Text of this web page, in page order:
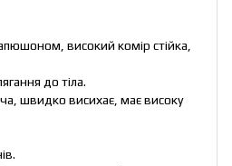
високий комір стійка,
до тіла.
швидко висихає, має високу